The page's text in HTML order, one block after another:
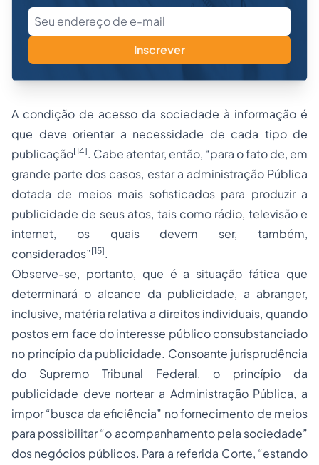
Inscrever
A condição de acesso da sociedade à informação é
que deve orientar a necessidade de cada tipo de
publicação[14]. Cabe atentar, então, “para o fato de, em
grande parte dos casos, estar a administração Pública
dotada de meios mais sofisticados para produzir a
publicidade de seus atos, tais como rádio, televisão e
internet, os quais devem ser, também,
considerados”[15].
Observe-se, portanto, que é a situação fática que
determinará o alcance da publicidade, a abranger,
inclusive, matéria relativa a direitos individuais, quando
postos em face do interesse público consubstanciado
no princípio da publicidade. Consoante jurisprudência
do Supremo Tribunal Federal, o princípio da
publicidade deve nortear a Administração Pública, a
impor “busca da eficiência” no fornecimento de meios
para possibilitar “o acompanhamento pela sociedade”
dos negócios públicos. Para a referida Corte, “estando